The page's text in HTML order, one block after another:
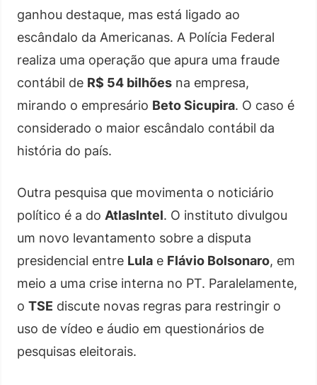
ganhou destaque, mas está ligado ao
escândalo da Americanas. A Polícia Federal
realiza uma operação que apura uma fraude
contábil de R$ 54 bilhões na empresa,
mirando o empresário Beto Sicupira. O caso é
considerado o maior escândalo contábil da
história do país.
Outra pesquisa que movimenta o noticiário
político é a do AtlasIntel. O instituto divulgou
um novo levantamento sobre a disputa
presidencial entre Lula e Flávio Bolsonaro, em
meio a uma crise interna no PT. Paralelamente,
o TSE discute novas regras para restringir o
uso de vídeo e áudio em questionários de
pesquisas eleitorais.